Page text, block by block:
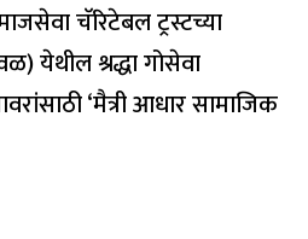
चॅरिटेबल ट्रस्टच्या
येथील श्रद्धा गोसेवा
‘मैत्री आधार सामाजिक